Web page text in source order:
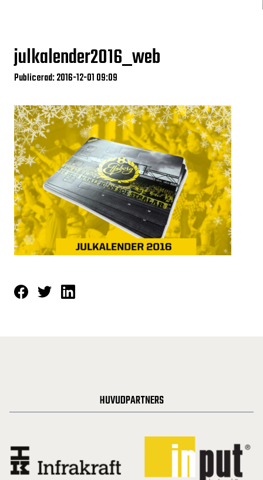
julkalender2016_web
Publicerad: 2016-12-01 09:09
HUVUDPARTNERS